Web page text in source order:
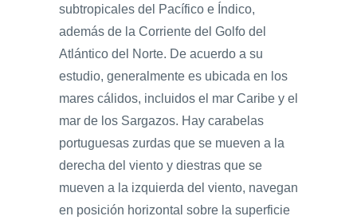
subtropicales del Pacífico e Índico,
además de la Corriente del Golfo del
Atlántico del Norte. De acuerdo a su
estudio, generalmente es ubicada en los
mares cálidos, incluidos el mar Caribe y el
mar de los Sargazos. Hay carabelas
portuguesas zurdas que se mueven a la
derecha del viento y diestras que se
mueven a la izquierda del viento, navegan
en posición horizontal sobre la superficie